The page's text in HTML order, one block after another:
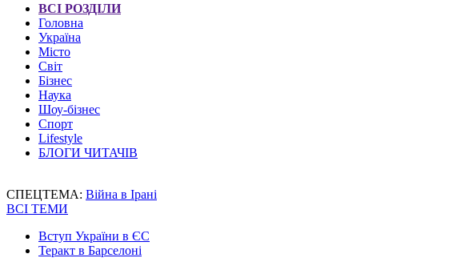
ВСІ РОЗДІЛИ
Головна
Україна
Місто
Світ
Бізнес
Наука
Шоу-бізнес
Спорт
Lifestyle
БЛОГИ ЧИТАЧІВ
СПЕЦТЕМА: Війна в Ірані
ВСІ ТЕМИ
Вступ України в ЄС
Теракт в Барселоні